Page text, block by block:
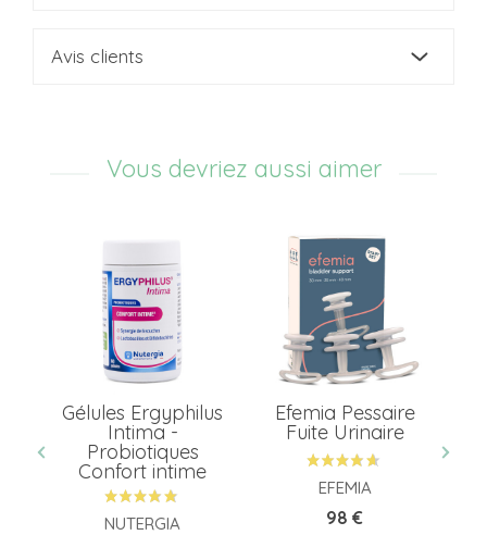
Avis clients
Vous devriez aussi aimer
Gélules Ergyphilus
Intima -
Probiotiques
Confort intime
NUTERGIA
Efemia Pessaire
Fuite Urinaire
EFEMIA
Prix
98 €